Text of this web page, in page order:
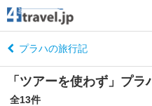
プラハの旅行記
「ツアーを使わず」プ
全13件